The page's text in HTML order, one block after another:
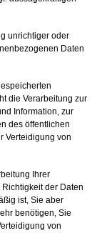
unrichtiger oder
Daten
die Verarbeitung zur
Information, zur
des öffentlichen
Verteidigung von
Ihrer
der Daten
ist, Sie aber
benötigen, Sie
von